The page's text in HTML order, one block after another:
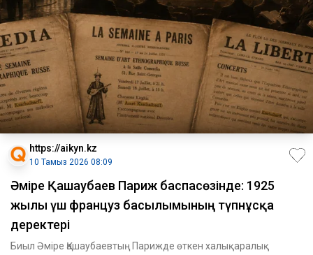
https://aikyn.kz
10 Тамыз 2026 08:09
Әміре Қашаубаев Париж баспасөзінде: 1925
жылғы үш француз басылымының түпнұсқа
деректері
Биыл Әміре Қашаубаевтың Парижде өткен халықаралық